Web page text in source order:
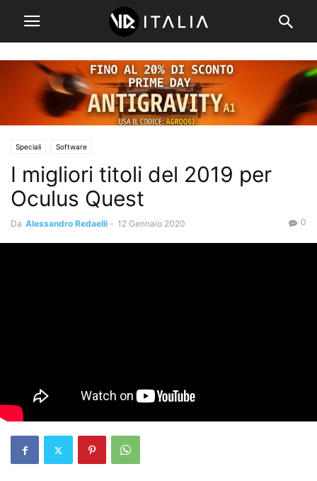
Speciali Software
I migliori titoli del 2019 per
Oculus Quest
Da Alessandro Redaelli - 12 Gennaio 2020 0